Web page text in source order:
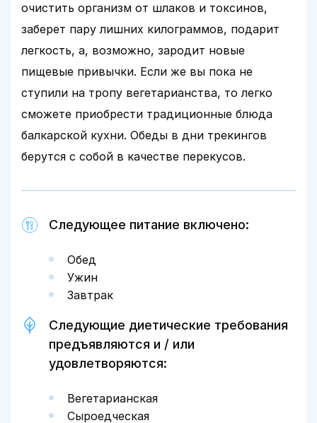
очистить организм от шлаков и токсинов,
заберет пару лишних килограммов, подарит
легкость, а, возможно, зародит новые
пищевые привычки. Если же вы пока не
ступили на тропу вегетарианства, то легко
сможете приобрести традиционные блюда
балкарской кухни. Обеды в дни трекингов
берутся с собой в качестве перекусов.
Следующее питание включено:
Обед
Ужин
Завтрак
Следующие диетические требования
предъявляются и / или
удовлетворяются:
Вегетарианская
Сыроедческая